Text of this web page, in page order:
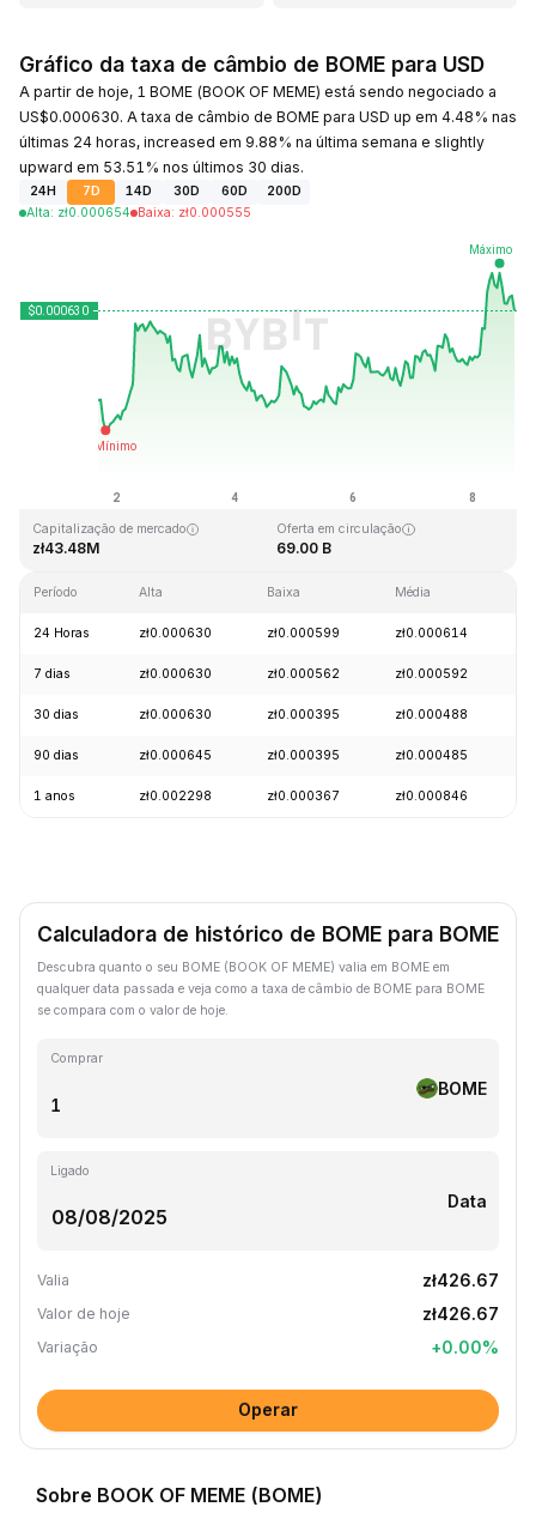
Gráfico da taxa de câmbio de BOME para USD
A partir de hoje, 1 BOME (BOOK OF MEME) está sendo negociado a
US$0.000630. A taxa de câmbio de BOME para USD up em 4.48% nas
últimas 24 horas, increased em 9.88% na última semana e slightly
upward em 53.51% nos últimos 30 dias.
24H 7D 14D 30D 60D
200D
Alta: zł0.000654 Baixa: zł0.000555
Última atualização: 2026-08-08, 17:02 GMT+0
zł0.026889 zł0.000058
Capitalização de mercado
zł43.48M
Oferta em circulação
69.00 B
Período Alta Baixa Média
24 Horas zł0.000630 zł0.000599 zł0.000614
7 dias zł0.000630 zł0.000562 zł0.000592
30 dias zł0.000630 zł0.000395 zł0.000488
90 dias zł0.000645 zł0.000395 zł0.000485
1 anos zł0.002298 zł0.000367 zł0.000846
Calculadora de histórico de BOME para BOME
Descubra quanto o seu BOME (BOOK OF MEME) valia em BOME em
qualquer data passada e veja como a taxa de câmbio de BOME para BOME
se compara com o valor de hoje.
Comprar
BOME
Ligado
Data
Valia zł426.67
Valor de hoje zł426.67
Variação +0.00%
Operar
Sobre BOOK OF MEME (BOME)